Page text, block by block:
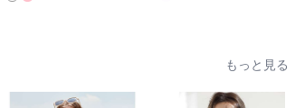
もっと見る